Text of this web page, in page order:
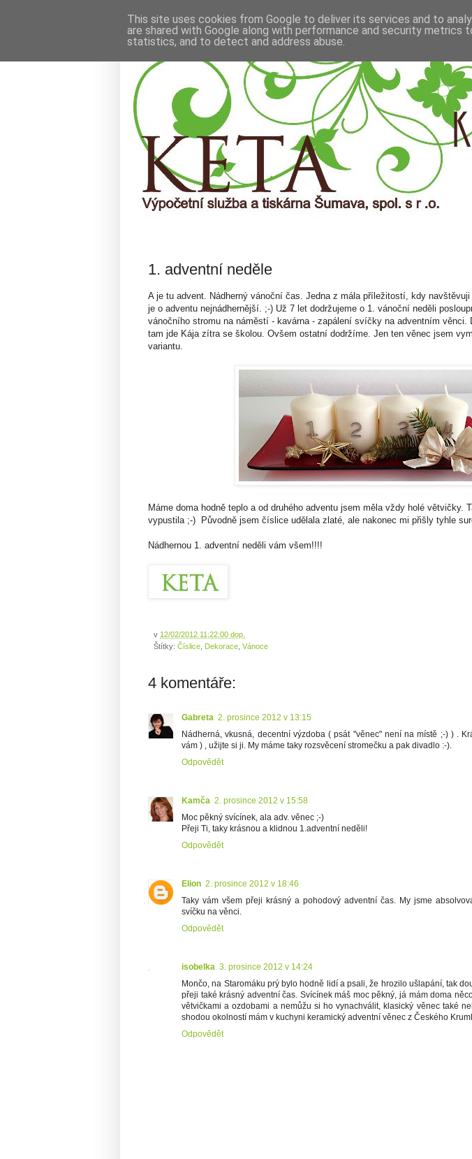
1. adventní neděle
A je tu advent. Nádherný vánoční čas. Jedna z mála příležitostí, kdy
je o adventu nejnádhernější. ;-) Už 7 let dodržujeme o 1. vánoční neděli
vánočního stromu na náměstí - kavárna - zapálení svíčky na adventním věnci.
tam jde Kája zítra se školou. Ovšem ostatní dodržíme. Jen ten věnec jsem
variantu.
Máme doma hodně teplo a od druhého adventu jsem měla vždy holé větvičky.
vypustila ;-) Původně jsem číslice udělala zlaté, ale nakonec mi přišly tyhle
Nádhernou 1. adventní neděli vám všem!!!!
v 12/02/2012 11:22:00 dop.
Štítky: Číslice Dekorace Vánoce
4 komentáře:
Gabreta 2. prosince 2012 v 13:15
Nádherná, vkusná, decentní výzdoba ( psát "věnec" není na místě ;-) ) .
vám ) , užijte si ji. My máme taky rozsvěcení stromečku a pak divadlo :-).
Odpovědět
Kamča 2. prosince 2012 v 15:58
Moc pěkný svícínek, ala adv. věnec ;-)
Přeji Ti, taky krásnou a klidnou 1.adventní neděli!
Odpovědět
Elion 2. prosince 2012 v 18:46
Taky vám všem přeji krásný a pohodový adventní čas. My jsme
svíčku na věnci.
Odpovědět
isobelka 3. prosince 2012 v 14:24
Mončo, na Staromáku prý bylo hodně lidí a psali, že hrozilo ušlapání, tak
přeji také krásný adventní čas. Svícínek máš moc pěkný, já mám doma
větvičkami a ozdobami a nemůžu si ho vynachválit, klasický věnec také
shodou okolností mám v kuchyni keramický adventní věnec z Českého
Odpovědět
This site uses cookies from Google to deliver its services and to
are shared with Google along with performance and security metrics
statistics, and to detect and address abuse.